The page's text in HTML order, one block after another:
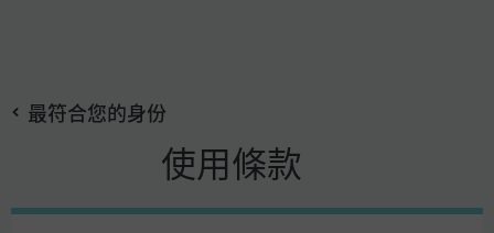
最符合您的身份
使用條款
content
摩根資產管理